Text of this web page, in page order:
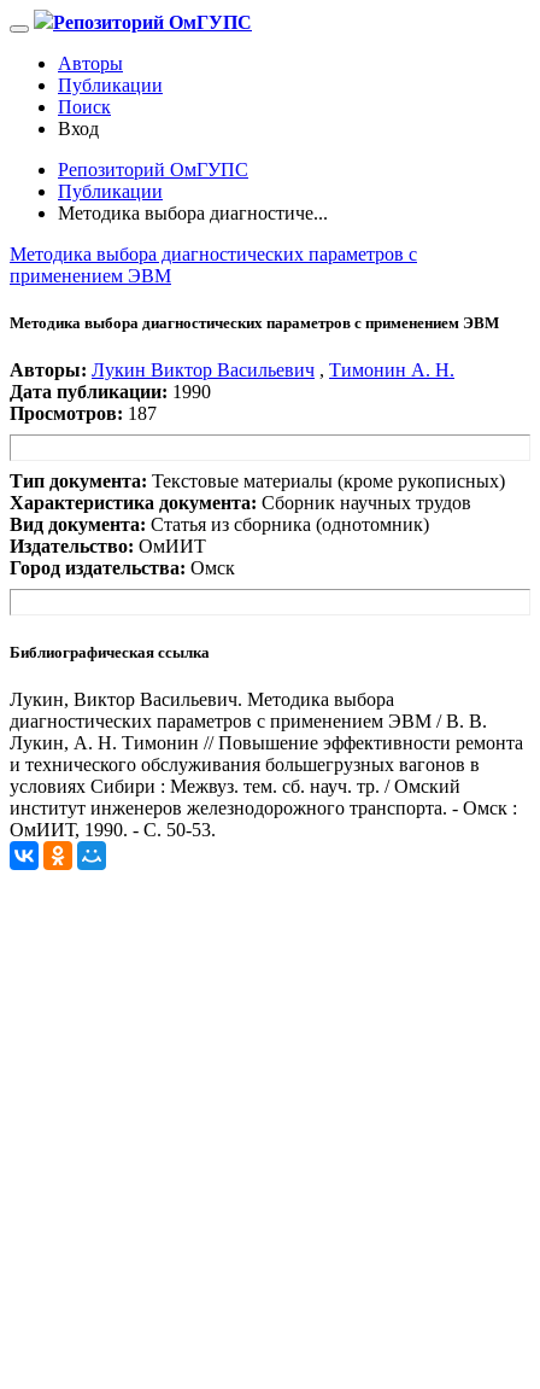
Репозиторий ОмГУПС
Авторы
Публикации
Поиск
Вход
Репозиторий ОмГУПС
Публикации
Методика выбора диагностиче...
Методика выбора диагностических параметров с
применением ЭВМ
Методика выбора диагностических параметров с применением ЭВМ
Авторы: Лукин Виктор Васильевич , Тимонин А. Н.
Дата публикации: 1990
Просмотров: 187
Тип документа: Текстовые материалы (кроме рукописных)
Характеристика документа: Сборник научных трудов
Вид документа: Статья из сборника (однотомник)
Издательство: ОмИИТ
Город издательства: Омск
Библиографическая ссылка
Лукин, Виктор Васильевич. Методика выбора
диагностических параметров с применением ЭВМ / В. В.
Лукин, А. Н. Тимонин // Повышение эффективности ремонта
и технического обслуживания большегрузных вагонов в
условиях Сибири : Межвуз. тем. сб. науч. тр. / Омский
институт инженеров железнодорожного транспорта. - Омск :
ОмИИТ, 1990. - С. 50-53.